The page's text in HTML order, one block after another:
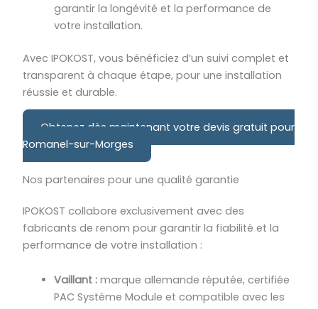
garantir la longévité et la performance de
votre installation.
Avec IPOKOST, vous bénéficiez d’un suivi complet et
transparent à chaque étape, pour une installation
réussie et durable.
Obtenez dès maintenant votre devis gratuit pour
Romanel-sur-Morges
Nos partenaires pour une qualité garantie
IPOKOST collabore exclusivement avec des
fabricants de renom pour garantir la fiabilité et la
performance de votre installation :
Vaillant :marque allemande réputée, certifiée
PAC Système Module et compatible avec les